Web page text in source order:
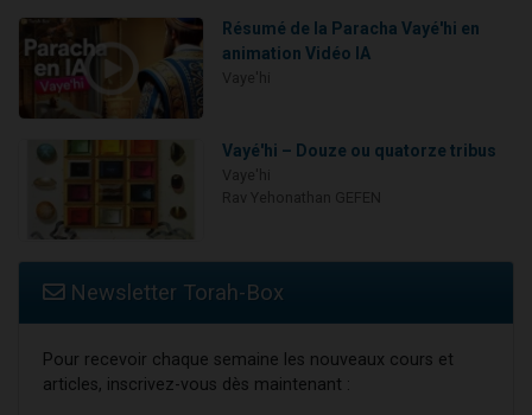
Résumé de la Paracha Vayé'hi en
animation Vidéo IA
Vayé'hi – Douze ou quatorze tribus
Newsletter Torah-Box
Pour recevoir chaque semaine les nouveaux cours et
articles, inscrivez-vous dès maintenant :